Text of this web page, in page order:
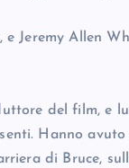
Jeremy Allen
del film, e
Hanno
di Bruce,